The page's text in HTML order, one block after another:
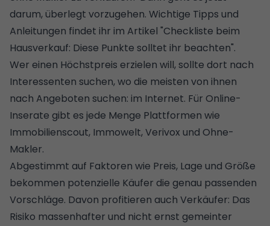
darum, überlegt vorzugehen. Wichtige Tipps und
Anleitungen findet ihr im Artikel "Checkliste beim
Hausverkauf: Diese Punkte solltet ihr beachten".
Wer einen Höchstpreis erzielen will, sollte dort nach
Interessenten suchen, wo die meisten von ihnen
nach Angeboten suchen: im Internet. Für Online-
Inserate gibt es jede Menge Plattformen wie
Immobilienscout, Immowelt, Verivox und Ohne-
Makler.
Abgestimmt auf Faktoren wie Preis, Lage und Größe
bekommen potenzielle Käufer die genau passenden
Vorschläge. Davon profitieren auch Verkäufer: Das
Risiko massenhafter und nicht ernst gemeinter